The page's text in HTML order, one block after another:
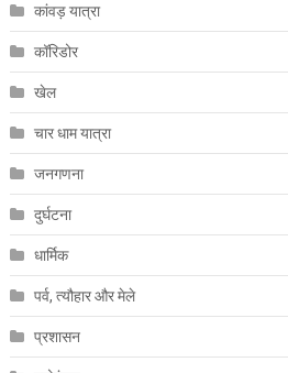
कांवड़ यात्रा
कॉरिडोर
खेल
चार धाम यात्रा
जनगणना
दुर्घटना
धार्मिक
पर्व, त्यौहार और मेले
प्रशासन